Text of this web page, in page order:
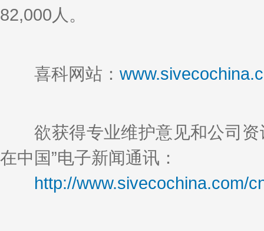
82,000人。
喜科网站：
欲获得专业维护意见和公司资
在中国”电子新闻通讯：
http://www.sivecochina.com/